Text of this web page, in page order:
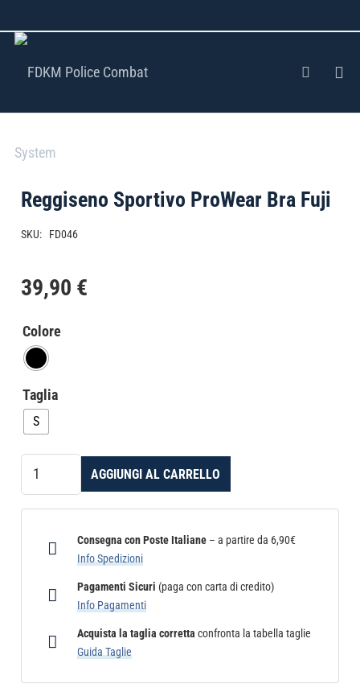
Reggiseno Sportivo ProWear Bra Fuji
SKU: FD046
39,90 €
Colore
Taglia
S
Sportivo
quantità
AGGIUNGI AL CARRELLO
Consegna con Poste Italiane – a partire da 6,90€
Info Spedizioni
Pagamenti Sicuri (paga con carta di credito)
Info Pagamenti
Acquista la taglia corretta confronta la tabella taglie
Guida Taglie